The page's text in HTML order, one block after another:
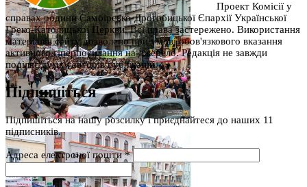
Проект Комісії у
справах родини Самбірсько-Дрогобицької Єпархії Української
Греко-Католицької Церкви. Всі права застережено. Використання
матеріалів сайту дозволено при умові обов'язкового вказання
активного гіперпосилання на джерело. Редакція не завжди
поділяє думку авторів публікацій.
Підпишіться
Підпишіться на нашу розсилку і приєднайтеся до наших 11
підписників.
Адреса електроної пошти*